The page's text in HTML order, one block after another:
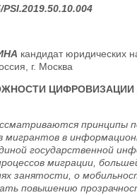
PSI.2019.50.10.004
кандидат юридических
г. Москва
ЦИФРОВИЗАЦИИ
принципы
в
государственной
миграции,
занятости, о
повышению